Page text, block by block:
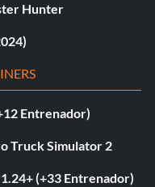
Hunter
Entrenador)
Truck Simulator 2
(+33 Entrenador)